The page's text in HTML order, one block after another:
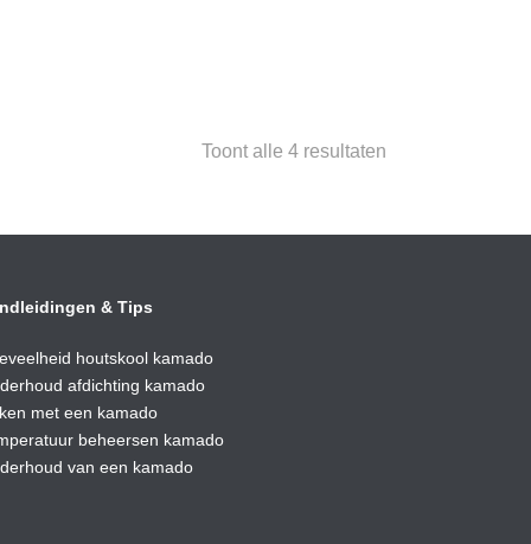
Toont alle 4 resultaten
& Tips
houtskool kamado
afdichting kamado
met een kamado
beheersen kamado
van een kamado